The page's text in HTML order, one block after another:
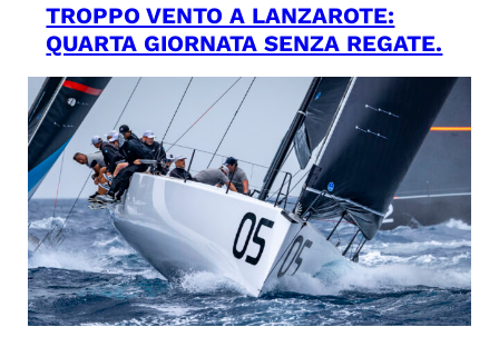
TROPPO VENTO A LANZAROTE:
QUARTA GIORNATA SENZA REGATE.